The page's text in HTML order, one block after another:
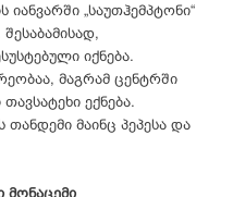
„საუთჰემპტონი“
იქნება.
მაგრამ ცენტრში
ექნება.
მაინც პეპესა და
მონაცემი